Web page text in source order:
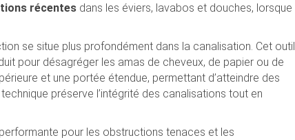
récentes dans les éviers, lavabos et douches, lorsque
se situe plus profondément dans la canalisation. Cet outil
pour désagréger les amas de cheveux, de papier ou de
et une portée étendue, permettant d’atteindre des
préserve l’intégrité des canalisations tout en
pour les obstructions tenaces et les